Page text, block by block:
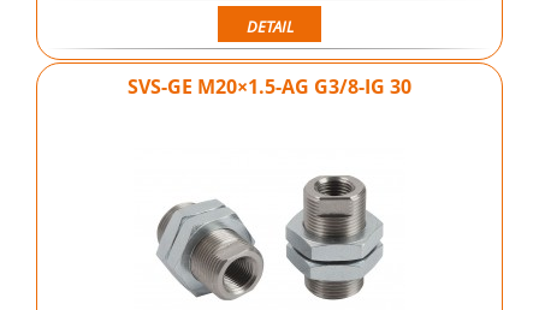
DETAIL
SVS-GE M20×1.5-AG G3/8-IG 30